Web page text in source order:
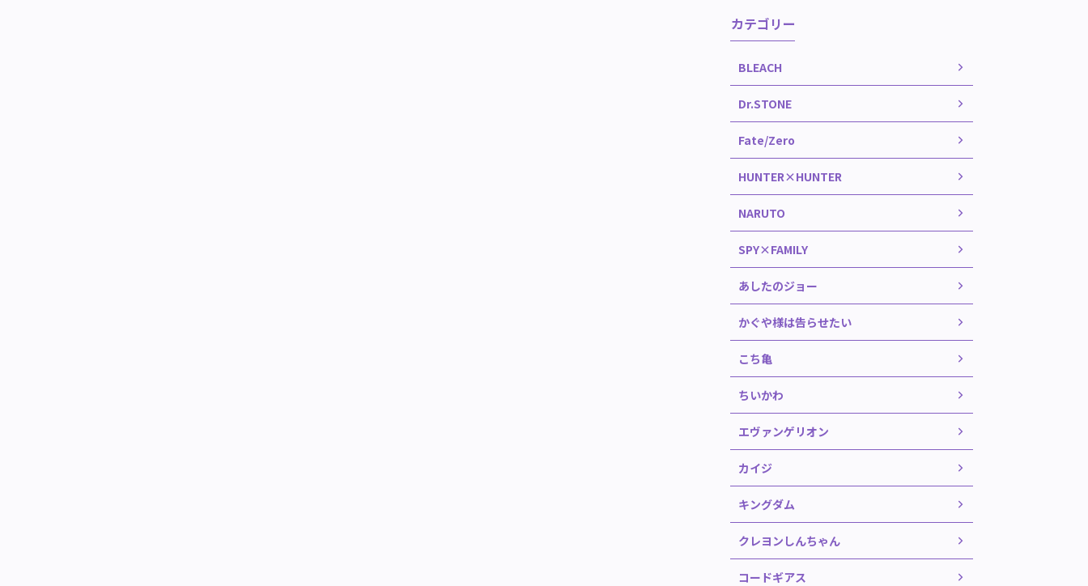
カテゴリー
BLEACH
Dr.STONE
Fate/Zero
HUNTER×HUNTER
NARUTO
SPY×FAMILY
あしたのジョー
かぐや様は告らせたい
こち亀
ちいかわ
エヴァンゲリオン
カイジ
キングダム
クレヨンしんちゃん
コードギアス